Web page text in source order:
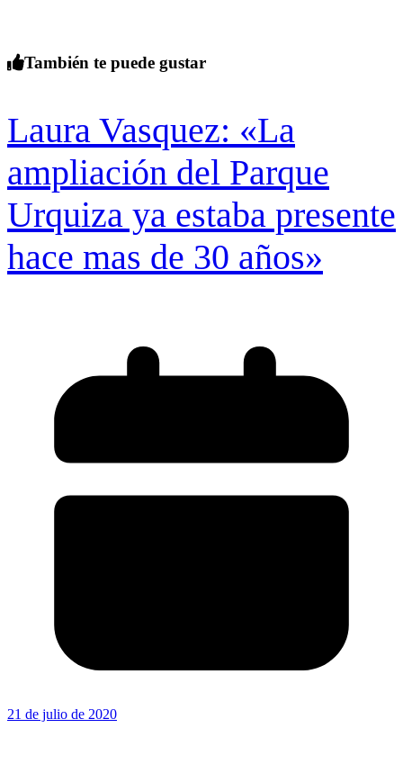
También te puede gustar
Laura Vasquez: «La
ampliación del Parque
Urquiza ya estaba presente
hace mas de 30 años»
21 de julio de 2020